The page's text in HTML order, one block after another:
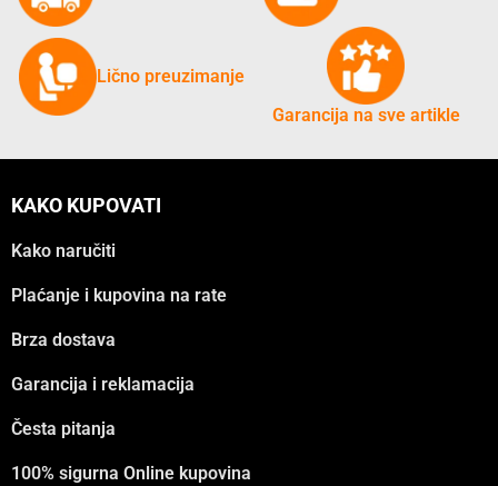
Lično preuzimanje
Garancija na sve artikle
KAKO KUPOVATI
Kako naručiti
Plaćanje i kupovina na rate
Brza dostava
Garancija i reklamacija
Česta pitanja
100% sigurna Online kupovina